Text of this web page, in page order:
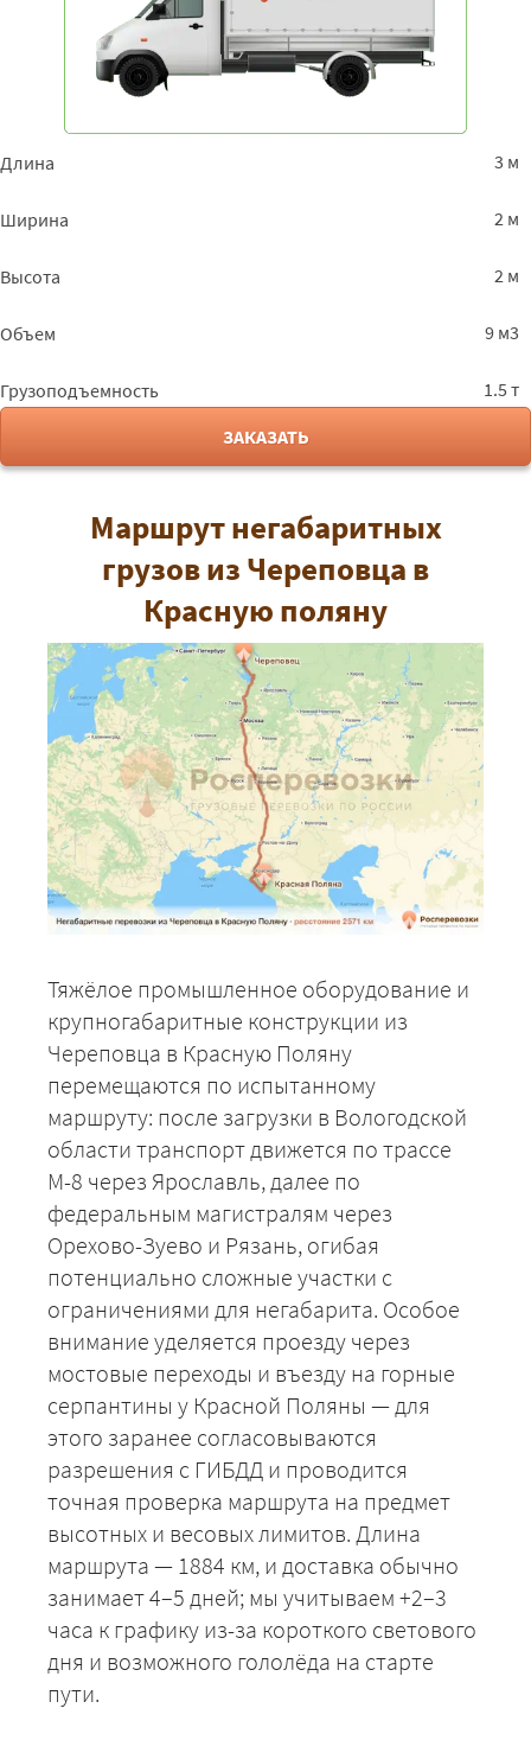
Длина 3 м
Ширина 2 м
Высота 2 м
Объем 9 м3
Грузоподъемность
1.5 т
ЗАКАЗАТЬ
Маршрут негабаритных
грузов из Череповца в
Красную поляну
Тяжёлое промышленное оборудование и
крупногабаритные конструкции из
Череповца в Красную Поляну
перемещаются по испытанному
маршруту: после загрузки в Вологодской
области транспорт движется по трассе
М-8 через Ярославль, далее по
федеральным магистралям через
Орехово-Зуево и Рязань, огибая
потенциально сложные участки с
ограничениями для негабарита. Особое
внимание уделяется проезду через
мостовые переходы и въезду на горные
серпантины у Красной Поляны — для
этого заранее согласовываются
разрешения с ГИБДД и проводится
точная проверка маршрута на предмет
высотных и весовых лимитов. Длина
маршрута — 1884 км, и доставка обычно
занимает 4–5 дней; мы учитываем +2–3
часа к графику из-за короткого светового
дня и возможного гололёда на старте
пути.